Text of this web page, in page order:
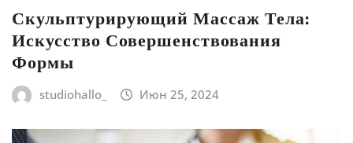
Скульптурирующий Массаж Тела:
Искусство Совершенствования
Формы
studiohallo_ Июн 25, 2024